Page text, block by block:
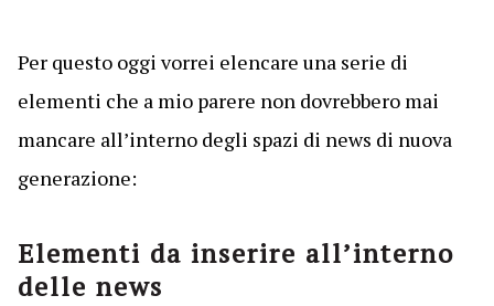
Per questo oggi vorrei elencare una serie di
elementi che a mio parere non dovrebbero mai
mancare all’interno degli spazi di news di nuova
generazione:
Elementi da inserire all’interno
delle news